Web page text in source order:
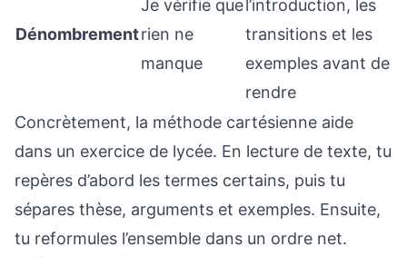
Dénombrement
Je vérifie que
rien ne
manque
l’introduction, les
transitions et les
exemples avant de
rendre
Concrètement, la méthode cartésienne aide
dans un exercice de lycée. En lecture de texte, tu
repères d’abord les termes certains, puis tu
sépares thèse, arguments et exemples. Ensuite,
tu reformules l’ensemble dans un ordre net.